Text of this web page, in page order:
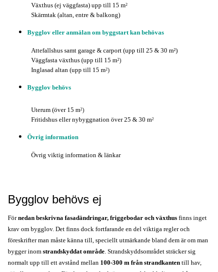
Växthus (ej väggfasta) upp till 15 m²
Skärmtak (altan, entre & balkong)
Bygglov eller anmälan om byggstart kan behövas
Attefallshus samt garage & carport (upp till 25 & 30 m²)
Väggfasta växthus (upp till 15 m²)
Inglasad altan (upp till 15 m²)
Bygglov behövs
Uterum (över 15 m²)
Fritidshus eller nybyggnation över 25 & 30 m²
Övrig information
Övrig viktig information & länkar
Bygglov behövs ej
För nedan beskrivna fasadändringar, friggebodar och växthus finns inget
krav om bygglov. Det finns dock fortfarande en del viktiga regler och
föreskrifter man måste känna till, speciellt utmärkande bland dem är om man
bygger inom strandskyddat område. Strandskyddsområdet sträcker sig
normalt upp till ett avstånd mellan 100-300 m från strandkanten till hav,